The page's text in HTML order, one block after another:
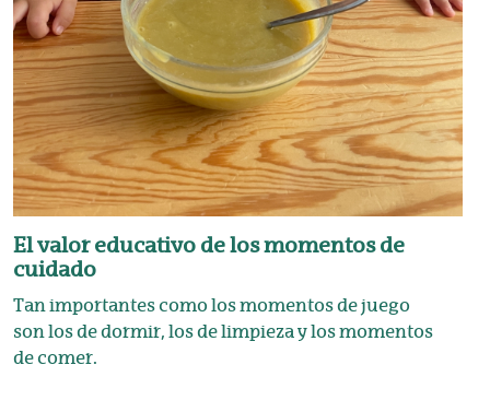
El valor educativo de los momentos de
cuidado
Tan importantes como los momentos de juego
son los de dormir, los de limpieza y los momentos
de comer.